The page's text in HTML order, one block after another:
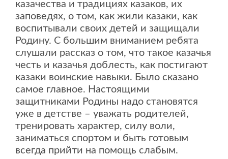
казачества и традициях казаков, их
заповедях, о том, как жили казаки, как
воспитывали своих детей и защищали
Родину. С большим вниманием ребята
слушали рассказ о том, что такое казачья
честь и казачья доблесть, как постигают
казаки воинские навыки. Было сказано
самое главное. Настоящими
защитниками Родины надо становятся
уже в детстве – уважать родителей,
тренировать характер, силу воли,
заниматься спортом и быть готовым
всегда прийти на помощь слабым.